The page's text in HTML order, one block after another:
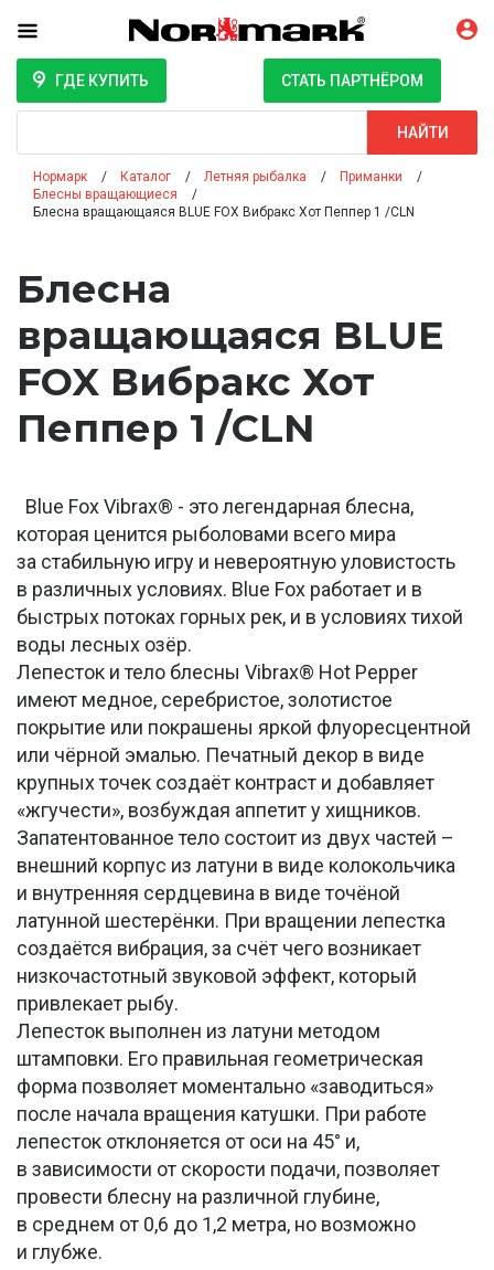
ГДЕ КУПИТЬ СТАТЬ ПАРТНЁРОМ
НАЙТИ
Нормарк Каталог Летняя рыбалка
Приманки
Блесны вращающиеся
Блесна вращающаяся BLUE FOX Вибракс Хот Пеппер 1 /CLN
Блесна
вращающаяся BLUE
FOX Вибракс Хот
Пеппер 1 /CLN
Blue Fox Vibrax® - это легендарная блесна,
которая ценится рыболовами всего мира
за стабильную игру и невероятную уловистость
в различных условиях. Blue Fox работает и в
быстрых потоках горных рек, и в условиях тихой
воды лесных озёр.
Лепесток и тело блесны Vibrax® Hot Pepper
имеют медное, серебристое, золотистое
покрытие или покрашены яркой флуоресцентной
или чёрной эмалью. Печатный декор в виде
крупных точек создаёт контраст и добавляет
«жгучести», возбуждая аппетит у хищников.
Запатентованное тело состоит из двух частей –
внешний корпус из латуни в виде колокольчика
и внутренняя сердцевина в виде точёной
латунной шестерёнки. При вращении лепестка
создаётся вибрация, за счёт чего возникает
низкочастотный звуковой эффект, который
привлекает рыбу.
Лепесток выполнен из латуни методом
штамповки. Его правильная геометрическая
форма позволяет моментально «заводиться»
после начала вращения катушки. При работе
лепесток отклоняется от оси на 45° и,
в зависимости от скорости подачи, позволяет
провести блесну на различной глубине,
в среднем от 0,6 до 1,2 метра, но возможно
и глубже.